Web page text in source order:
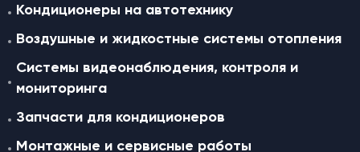
Кондиционеры на автотехнику
Воздушные и жидкостные cистемы отопления
Системы видеонаблюдения, контроля и
мониторинга
Запчасти для кондиционеров
Монтажные и сервисные работы